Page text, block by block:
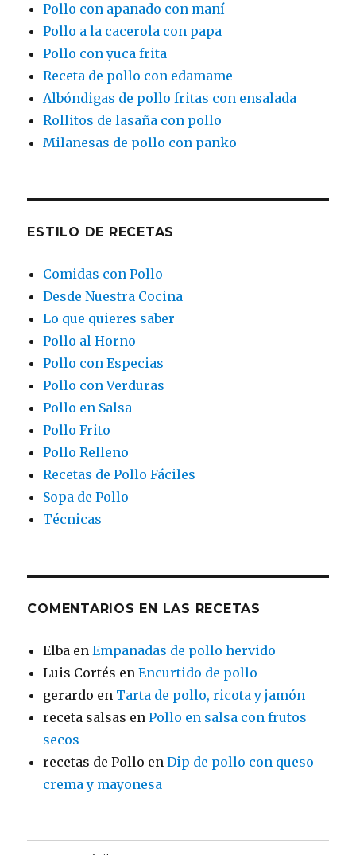
Pollo con apanado con maní
Pollo a la cacerola con papa
Pollo con yuca frita
Receta de pollo con edamame
Albóndigas de pollo fritas con ensalada
Rollitos de lasaña con pollo
Milanesas de pollo con panko
ESTILO DE RECETAS
Comidas con Pollo
Desde Nuestra Cocina
Lo que quieres saber
Pollo al Horno
Pollo con Especias
Pollo con Verduras
Pollo en Salsa
Pollo Frito
Pollo Relleno
Recetas de Pollo Fáciles
Sopa de Pollo
Técnicas
COMENTARIOS EN LAS RECETAS
Elba enEmpanadas de pollo hervido
Luis Cortés enEncurtido de pollo
gerardo en Tarta de pollo, ricota y jamón
receta salsas enPollo en salsa con frutos
secos
recetas de Pollo enDip de pollo con queso
crema y mayonesa